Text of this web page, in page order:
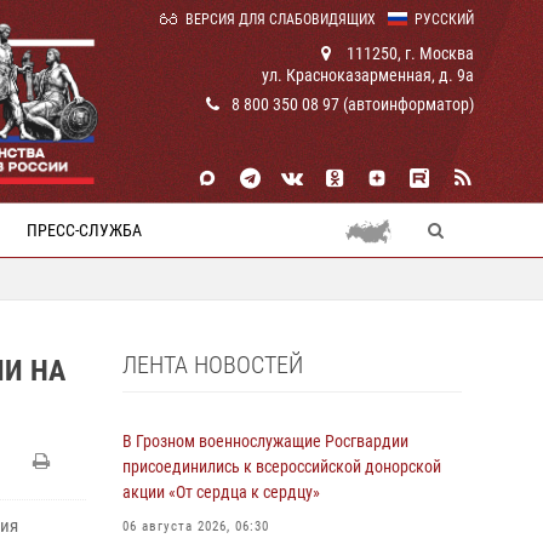
РУССКИЙ
ВЕРСИЯ ДЛЯ СЛАБОВИДЯЩИХ
111250, г. Москва
ул. Красноказарменная, д. 9а
8 800 350 08 97 (автоинформатор)
ПРЕСС-СЛУЖБА
НА
ЛЕНТА НОВОСТЕЙ
В Грозном военнослужащие Росгвардии
присоединились к всероссийской донорской
акции «От сердца к сердцу»
06 августа 2026, 06:30